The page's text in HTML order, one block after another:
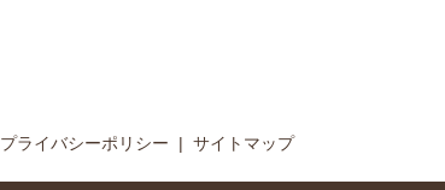
プライバシーポリシー サイトマップ